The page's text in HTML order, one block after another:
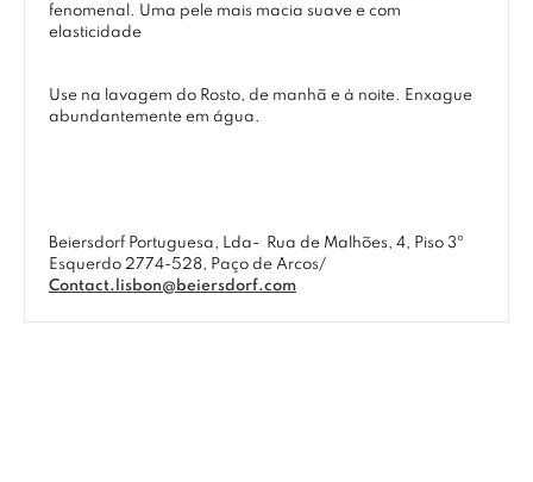
fenomenal. Uma pele mais macia suave e com
elasticidade
Use na lavagem do Rosto, de manhã e à noite. Enxague
abundantemente em água.
Beiersdorf Portuguesa, Lda-
Rua de Malhões, 4, Piso 3º
Esquerdo 2774-528, Paço de Arcos/
Contact.lisbon@beiersdorf.com